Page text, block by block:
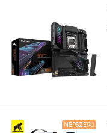
NÉPSZERŰ